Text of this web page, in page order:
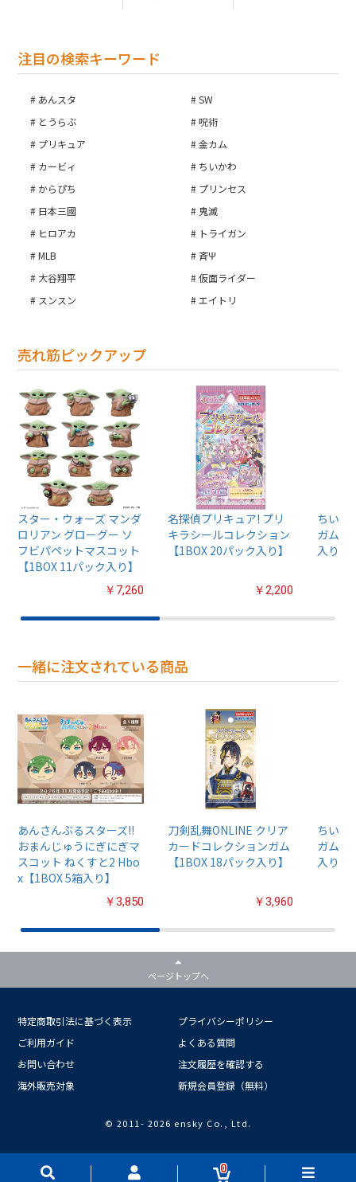
注目の検索キーワード
あんスタ
SW
とうらぶ
呪術
プリキュア
金カム
カービィ
ちいかわ
からぴち
プリンセス
日本三國
鬼滅
ヒロアカ
トライガン
MLB
斉Ψ
大谷翔平
仮面ライダー
スンスン
エイトリ
売れ筋ピックアップ
スター・ウォーズ マンダ
ロリアン グローグー ソ
フビパペットマスコット
【1BOX 11パック入り】
￥7,260
名探偵プリキュア! プリ
キラシールコレクション
【1BOX 20パック入り】
￥2,200
ちいか
ガム4
入り】
一緒に注文されている商品
あんさんぶるスターズ!!
おまんじゅうにぎにぎマ
スコット ねくすと2 Hbo
x【1BOX 5箱入り】
￥3,850
刀剣乱舞ONLINE クリア
カードコレクションガム
【1BOX 18パック入り】
￥3,960
ちいか
ガム4
入り】
0
ページトップへ
特定商取引法に基づく表示
プライバシーポリシー
ご利用ガイド
よくある質問
お問い合わせ
注文履歴を確認する
海外販売対象
新規会員登録（無料）
© 2011- 2026 ensky Co., Ltd.